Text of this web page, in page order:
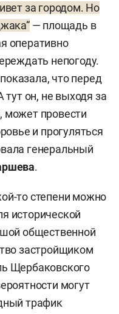
за городом. Но
— площадь в
оперативно
непогоду.
что перед
тут он, не выходя за
может провести
и прогуляться
генеральный
.
то степени можно
исторической
общественной
застройщиком
Щербаковского
могут
трафик